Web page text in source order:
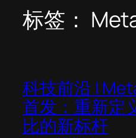
标签：
科技前沿 |
首发：重新定
比的新标杆